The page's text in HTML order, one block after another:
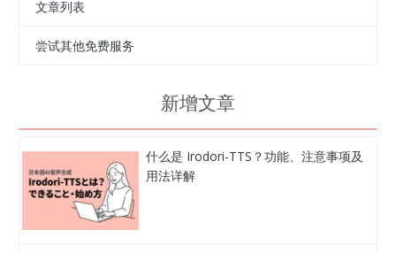
文章列表
尝试其他免费服务
新增文章
什么是 Irodori-TTS？功能、注意事项及
用法详解